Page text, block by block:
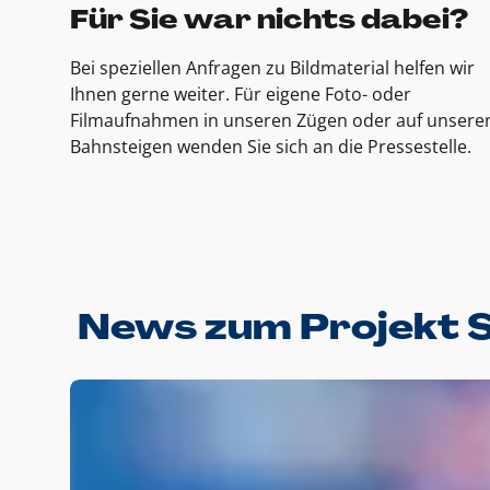
Für Sie war nichts dabei?
Bei speziellen Anfragen zu Bildmaterial helfen wir
Ihnen gerne weiter. Für eigene Foto- oder
Filmaufnahmen in unseren Zügen oder auf
Bahnsteigen wenden Sie sich an die Pressestelle.
News zum Projekt